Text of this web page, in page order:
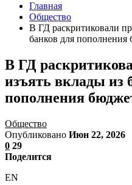
Главная
Общество
В ГД раскритиковали
банков для пополнения
В ГД
изъять вклады из
пополнения
Общество
Опубликовано Июн 22, 2026
0 29
Поделится
EN